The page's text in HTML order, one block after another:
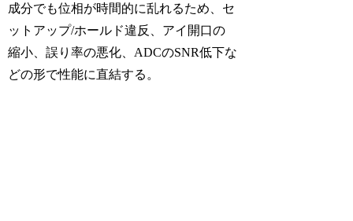
成分でも位相が時間的に乱れるため、セ
ットアップ/ホールド違反、アイ開口の
縮小、誤り率の悪化、ADCのSNR低下な
どの形で性能に直結する。